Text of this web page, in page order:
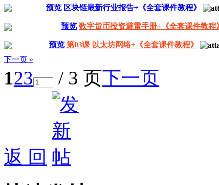
预览 区块链最新行业报告+《全套课件教程》
预览 数字货币投资避雷手册+《全套课件教程
预览 第03课 以太坊网络+《全套课件教程》
下一页 »
123 / 3 页下一页
返 回